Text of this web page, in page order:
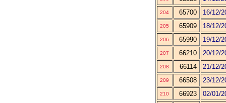
204 65700 16/12/
205 65909 18/12/
206 65990 19/12/
207 66210 20/12/
208 66114 21/12/
209 66508 23/12/
210 66923 02/01/